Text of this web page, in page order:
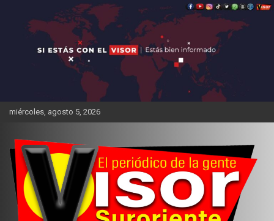
contenido
miércoles, agosto 5, 2026